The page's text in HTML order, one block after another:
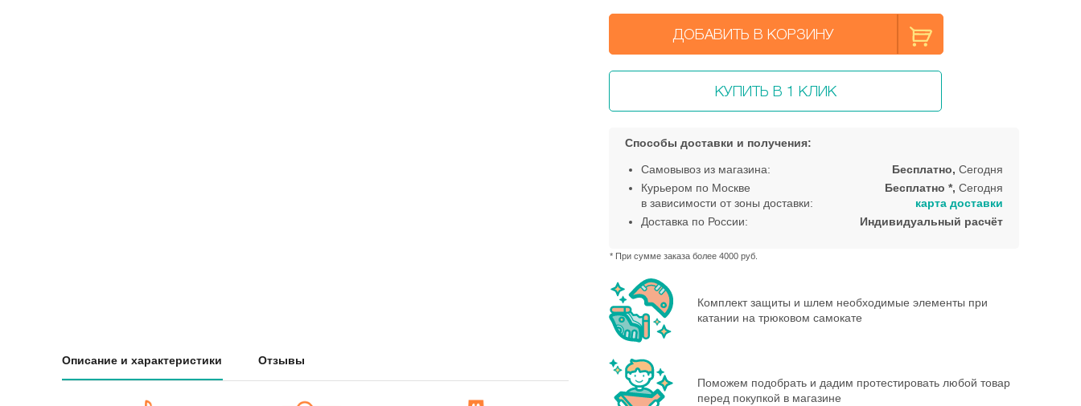
Описание и характеристики Отзывы
ДОБАВИТЬ В КОРЗИНУ
КУПИТЬ В 1 КЛИК
Способы доставки и получения:
Самовывоз из магазина: Бесплатно, Сегодня
Курьером по Москве
в зависимости от зоны доставки:
Бесплатно *, Сегодня
* При сумме заказа более 4000 руб.
карта доставки
Доставка по России:
Индивидуальный расчёт
Комплект защиты и шлем необходимые элементы при
катании на трюковом самокате
Поможем подобрать и дадим протестировать любой товар
перед покупкой в магазине